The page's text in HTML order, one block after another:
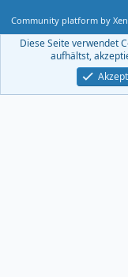
Community platform by
Diese Seite verwendet
aufhältst,